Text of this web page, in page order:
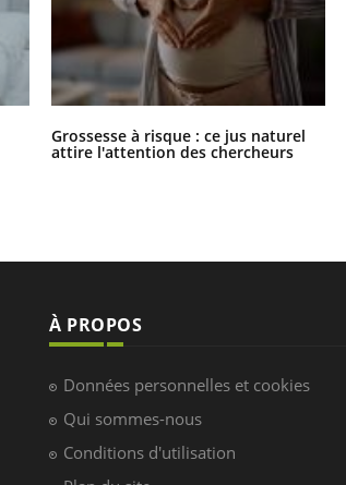
Grossesse à risque : ce jus naturel
attire l'attention des chercheurs
À PROPOS
Données personnelles et cookies
Qui sommes-nous
Conditions d'utilisation